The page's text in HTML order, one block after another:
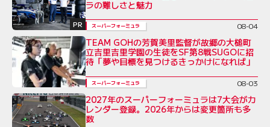
PR
ラの難しさと魅力
スーパーフォーミュラ 08-04
TEAM GOHの芳賀美里監督が故郷の大槌町
立吉里吉里学園の生徒をSF第8戦SUGOに招
待「夢や目標を見つけるきっかけになれば」
スーパーフォーミュラ 08-03
2027年のスーパーフォーミュラは7大会がカ
レンダー登録。2026年からは変更箇所も多
数